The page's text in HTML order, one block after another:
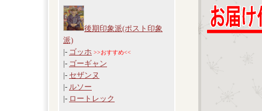
後期印象派(ポスト印象
派)
|- ゴッホ >>おすすめ<<
|- ゴーギャン
|- セザンヌ
|- ルソー
|- ロートレック